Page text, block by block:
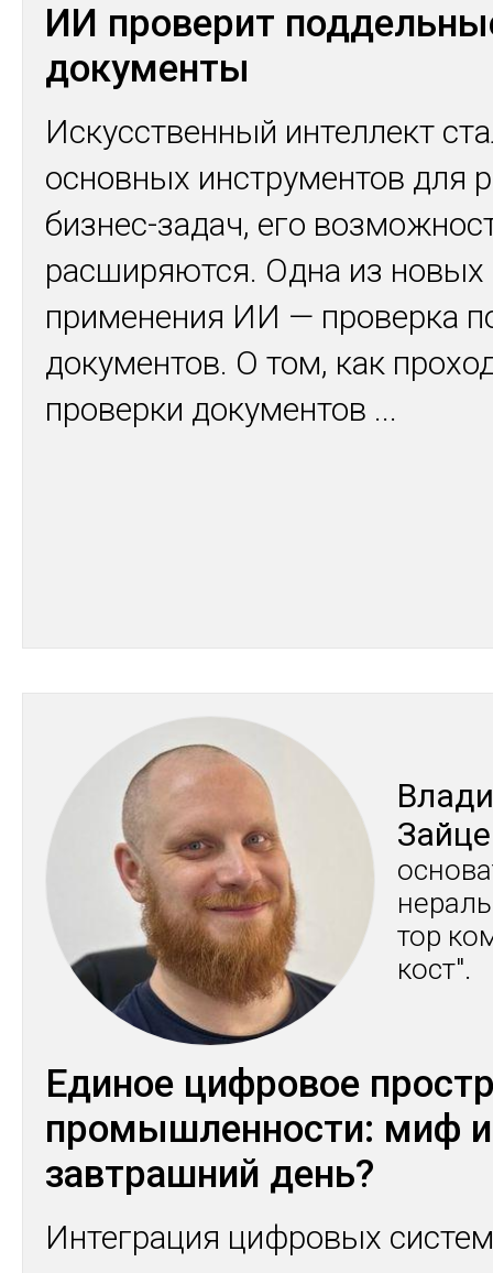
ИИ проверит
документы
Искусственный интеллект
основных инструментов для
бизнес-задач, его
расширяются. Одна из новых
применения ИИ — проверка
документов. О том, как
проверки документов ...
тор
кост".
Единое цифровое
промышленности: миф
завтрашний день?
Интеграция цифровых